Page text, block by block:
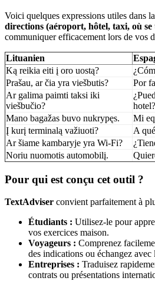
Voici quelques expressions utiles dans
directions (aéroport, hôtel, taxi, où
communiquer efficacement lors de vos
Lituanien
Ką reikia eiti į oro uostą?
Prašau, ar čia yra viešbutis?
Por
Ar galima paimti taksi iki
viešbučio?
hotel?
Mano bagažas buvo nukrypęs.
Mi
Į kurį terminalą važiuoti?
A
Ar šiame kambaryje yra Wi-Fi?
Noriu nuomotis automobilį.
Pour qui est conçu cet outil ?
TextAdviser convient parfaitement à
Étudiants : Utilisez-le pour
vos exercices maison.
Voyageurs : Comprenez
des indications ou échangez avec
Entreprises : Traduisez
contrats ou présentations